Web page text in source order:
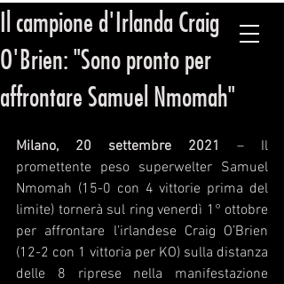
ORGANIZZAZIONE PUGILISTICA ITALIANA
Il campione d'Irlanda Craig
O'Brien: "Sono pronto per
affrontare Samuel Nmomah"
Milano, 20 settembre 2021 – Il
promettente peso superwelter Samuel
Nmomah (15-0 con 4 vittorie prima del
limite) tornerà sul ring venerdì 1° ottobre
per affrontare l’irlandese Craig O’Brien
(12-2 con 1 vittoria per KO) sulla distanza
delle 8 riprese nella manifestazione